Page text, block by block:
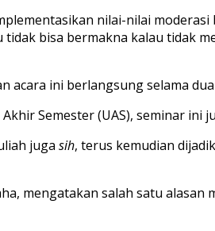
nilai-nilai moderasi
tidak bisa bermakna kalau tidak
acara ini berlangsungselama dua
AkhirSemester (UAS), seminar ini
juga sih, terus kemudian
, mengatakan salah satu alasan